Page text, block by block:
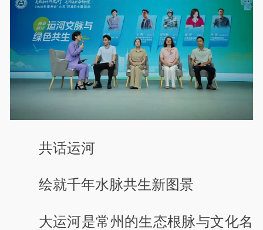
共话运河
绘就千年水脉共生新图景
大运河是常州的生态根脉与文化名